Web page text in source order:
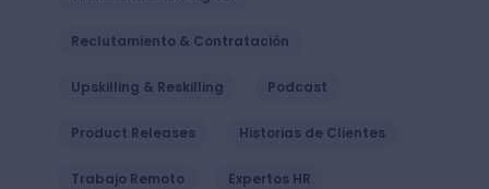
Reclutamiento & Contratación
Upskilling & Reskilling Podcast
Product Releases Historias de Clientes
Trabajo Remoto Expertos HR